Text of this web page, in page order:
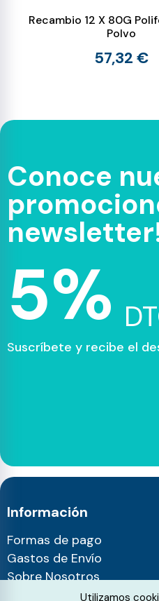
Recambio 12 X 80G
Polvo
57,32 €
Conoce
5%
Suscríbete y recibe el
Información
Formas de pago
Gastos de Envío
Sobre Nosotros
Utilizamos